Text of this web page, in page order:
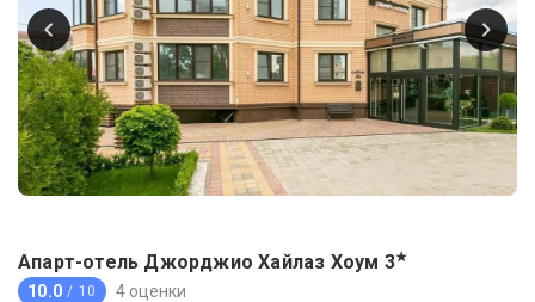
Апарт-отель Джорджио Хайлаз Хоум 3★
10.0 / 10 4 оценки